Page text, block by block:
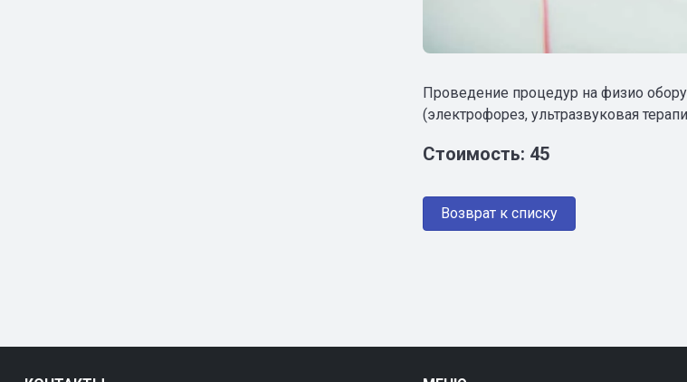
Проведение процедур на физио
(электрофорез, ультразвуковая
Стоимость: 45
Возврат к списку